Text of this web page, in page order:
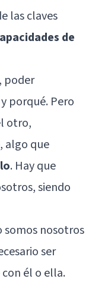
las claves
de
poder
porqué. Pero
otro,
algo que
. Hay que
siendo
nosotros
ser
él o ella.